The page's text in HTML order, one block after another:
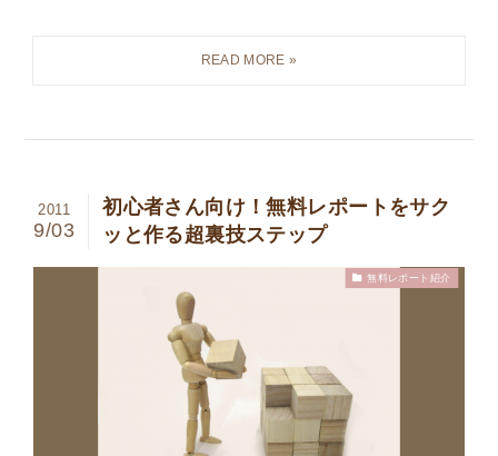
初心者さん向け！無料レポートをサク
ッと作る超裏技ステップ
2011
9/03
無料レポート紹介